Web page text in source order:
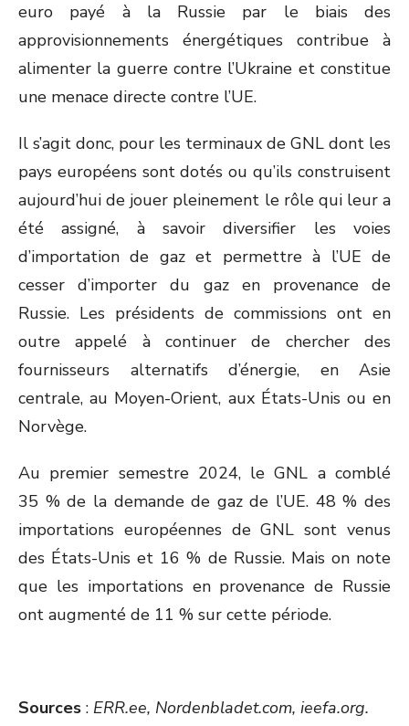
euro payé à la Russie par le biais des
approvisionnements énergétiques contribue à
alimenter la guerre contre l’Ukraine et constitue
une menace directe contre l’UE.
Il s’agit donc, pour les terminaux de GNL dont les
pays européens sont dotés ou qu’ils construisent
aujourd’hui de jouer pleinement le rôle qui leur a
été assigné, à savoir diversifier les voies
d’importation de gaz et permettre à l’UE de
cesser d’importer du gaz en provenance de
Russie. Les présidents de commissions ont en
outre appelé à continuer de chercher des
fournisseurs alternatifs d’énergie, en Asie
centrale, au Moyen-Orient, aux États-Unis ou en
Norvège.
Au premier semestre 2024, le GNL a comblé
35 % de la demande de gaz de l’UE. 48 % des
importations européennes de GNL sont venus
des États-Unis et 16 % de Russie. Mais on note
que les importations en provenance de Russie
ont augmenté de 11 % sur cette période.
Sources : ERR.ee, Nordenbladet.com, ieefa.org.